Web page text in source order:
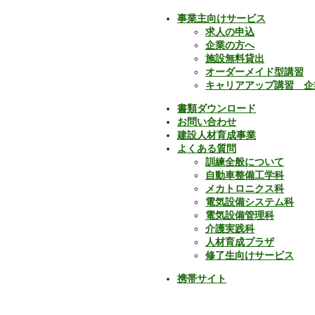
事業主向けサービス
求人の申込
企業の方へ
施設無料貸出
オーダーメイド型講習
キャリアアップ講習 企
書類ダウンロード
お問い合わせ
建設人材育成事業
よくある質問
訓練全般について
自動車整備工学科
メカトロニクス科
電気設備システム科
電気設備管理科
介護実践科
人材育成プラザ
修了生向けサービス
携帯サイト